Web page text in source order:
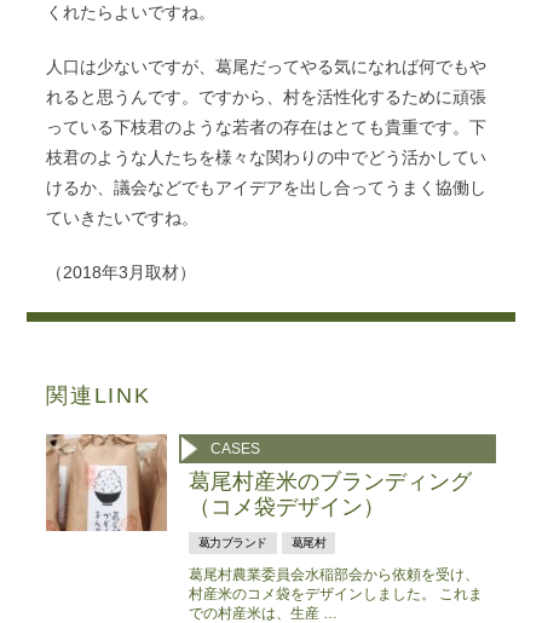
くれたらよいですね。
人口は少ないですが、葛尾だってやる気になれば何でもや
れると思うんです。ですから、村を活性化するために頑張
っている下枝君のような若者の存在はとても貴重です。下
枝君のような人たちを様々な関わりの中でどう活かしてい
けるか、議会などでもアイデアを出し合ってうまく協働し
ていきたいですね。
（2018年3月取材）
関連LINK
CASES
葛尾村産米のブランディング
（コメ袋デザイン）
葛力ブランド 葛尾村
葛尾村農業委員会水稲部会から依頼を受け、
村産米のコメ袋をデザインしました。 これま
での村産米は、生産 …